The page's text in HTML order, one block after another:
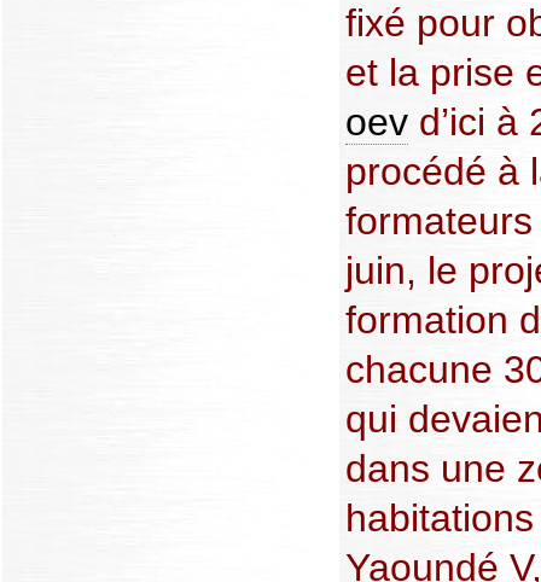
fixé pour
et la prise
oev d’ici à
procédé à
formateurs
juin, le
formation
chacune
qui
dans une
Yaoundé